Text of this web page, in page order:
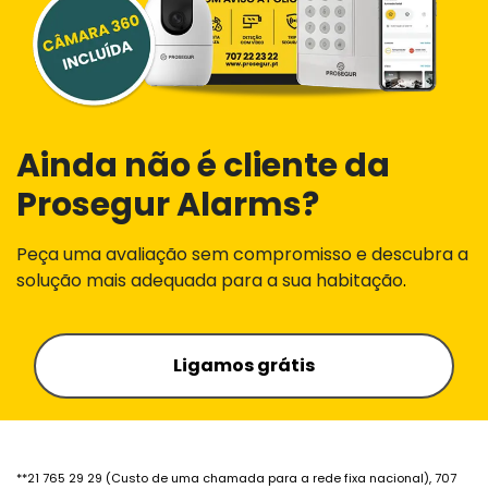
Ainda não é cliente da
Prosegur Alarms?
Peça uma avaliação sem compromisso e descubra a
solução mais adequada para a sua habitação.
Ligamos grátis
**21 765 29 29 (Custo de uma chamada para a rede fixa nacional), 707